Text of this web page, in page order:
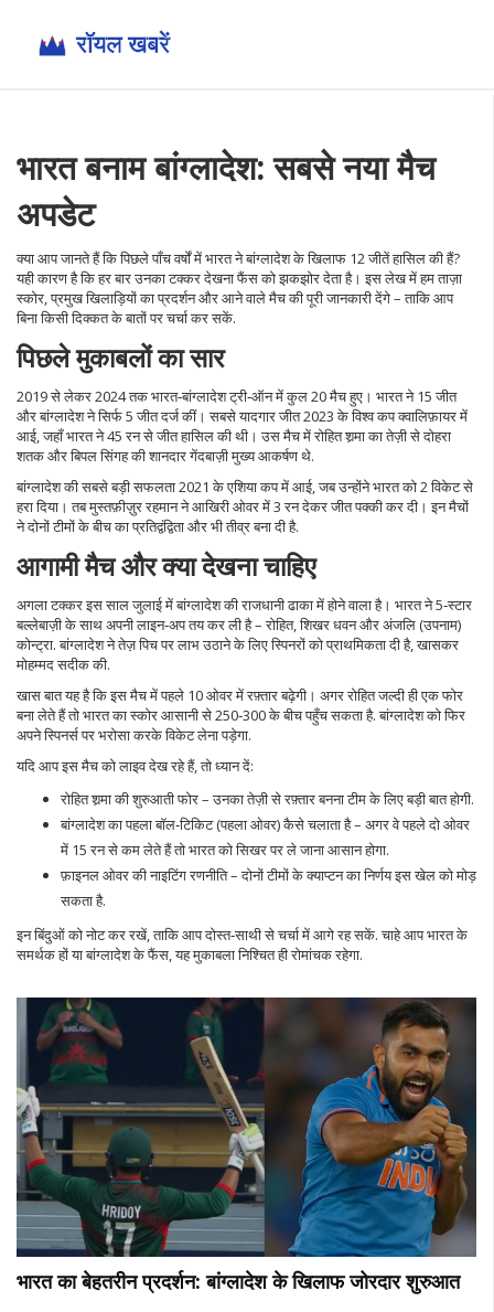
भारत बनाम बांग्लादेश: सबसे नया मैच
अपडेट
क्या आप जानते हैं कि पिछले पाँच वर्षों में भारत ने बांग्लादेश के खिलाफ 12 जीतें हासिल की हैं?
यही कारण है कि हर बार उनका टक्कर देखना फैंस को झकझोर देता है। इस लेख में हम ताज़ा
स्कोर, प्रमुख खिलाड़ियों का प्रदर्शन और आने वाले मैच की पूरी जानकारी देंगे – ताकि आप
बिना किसी दिक्कत के बातों पर चर्चा कर सकें.
पिछले मुकाबलों का सार
2019 से लेकर 2024 तक भारत‑बांग्लादेश ट्री‑ऑन में कुल 20 मैच हुए। भारत ने 15 जीत
और बांग्लादेश ने सिर्फ 5 जीत दर्ज कीं। सबसे यादगार जीत 2023 के विश्व कप क्वालिफ़ायर में
आई, जहाँ भारत ने 45 रन से जीत हासिल की थी। उस मैच में रोहित शर्‍मा का तेज़ी से दोहरा
शतक और बिपल सिंगह की शानदार गेंदबाज़ी मुख्य आकर्षण थे.
बांग्लादेश की सबसे बड़ी सफलता 2021 के एशिया कप में आई, जब उन्होंने भारत को 2 विकेट से
हरा दिया। तब मुस्तफ़ीज़ुर रहमान ने आखिरी ओवर में 3 रन देकर जीत पक्की कर दी। इन मैचों
ने दोनों टीमों के बीच का प्रतिद्वंद्विता और भी तीव्र बना दी है.
आगामी मैच और क्या देखना चाहिए
अगला टक्कर इस साल जुलाई में बांग्लादेश की राजधानी ढाका में होने वाला है। भारत ने 5‑स्टार
बल्लेबाज़ी के साथ अपनी लाइन‑अप तय कर ली है – रोहित, शिखर धवन और अंजलि (उपनाम)
कोन्ट्रा. बांग्लादेश ने तेज़ पिच पर लाभ उठाने के लिए स्पिनरों को प्राथमिकता दी है, खासकर
मोहम्मद सदीक की.
खास बात यह है कि इस मैच में पहले 10 ओवर में रफ़्तार बढ़ेगी। अगर रोहित जल्दी ही एक फोर
बना लेते हैं तो भारत का स्कोर आसानी से 250‑300 के बीच पहुँच सकता है. बांग्लादेश को फिर
अपने स्पिनर्स पर भरोसा करके विकेट लेना पड़ेगा.
यदि आप इस मैच को लाइव देख रहे हैं, तो ध्यान दें:
रोहित शर्‍मा की शुरुआती फोर – उनका तेज़ी से रफ़्तार बनना टीम के लिए बड़ी बात होगी.
बांग्लादेश का पहला बॉल‑टिकिट (पहला ओवर) कैसे चलाता है – अगर वे पहले दो ओवर
में 15 रन से कम लेते हैं तो भारत को सिखर पर ले जाना आसान होगा.
फ़ाइनल ओवर की नाइटिंग रणनीति – दोनों टीमों के क्याप्टन का निर्णय इस खेल को मोड़
सकता है.
इन बिंदुओं को नोट कर रखें, ताकि आप दोस्त‑साथी से चर्चा में आगे रह सकें. चाहे आप भारत के
समर्थक हों या बांग्लादेश के फैंस, यह मुकाबला निश्चित ही रोमांचक रहेगा.
भारत का बेहतरीन प्रदर्शन: बांग्लादेश के खिलाफ जोरदार शुरुआत